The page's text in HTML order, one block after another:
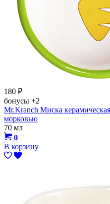
180 ₽
бонусы +2
Mr.Kranch Миска
морковью
70 мл
0
В корзину